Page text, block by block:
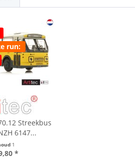
run:
Streekbus
6147...
1
*